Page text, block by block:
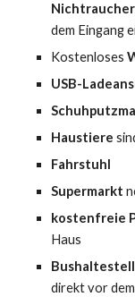
dem Eingang
Kostenloses
USB-
Haustiere
Fahrstuhl
Supermarkt
kostenfreie
Haus
direkt vor